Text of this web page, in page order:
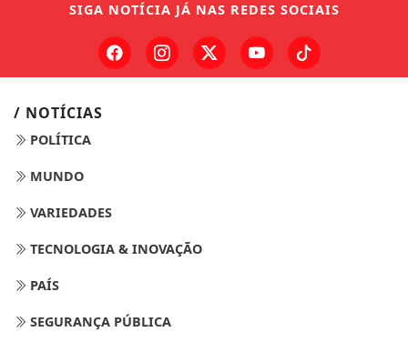
SIGA NOTÍCIA JÁ NAS REDES SOCIAIS
/ NOTÍCIAS
POLÍTICA
MUNDO
VARIEDADES
TECNOLOGIA & INOVAÇÃO
PAÍS
SEGURANÇA PÚBLICA